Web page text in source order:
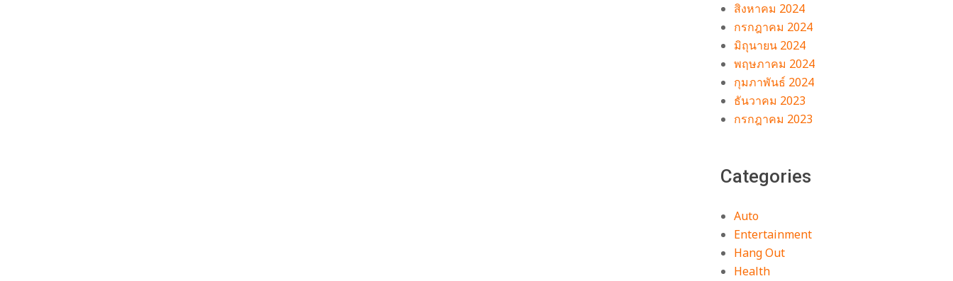
สิงหาคม 2024
กรกฎาคม 2024
มิถุนายน 2024
พฤษภาคม 2024
กุมภาพันธ์ 2024
ธันวาคม 2023
กรกฎาคม 2023
Categories
Auto
Entertainment
Hang Out
Health